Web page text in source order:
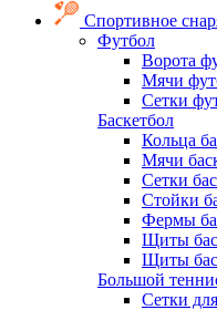
Спортивное
Футбол
Ворота
Мячи
Сетки
Баскетбол
Кольца
Мячи
Сетки
Стойки
Фермы
Щиты
Щиты
Большой
Сетки